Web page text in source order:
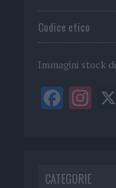
Codice etico
Immagini stock di
CATEGORIE